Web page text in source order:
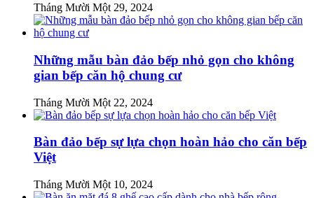
Tháng Mười Một 29, 2024
Những mẫu bàn đảo bếp nhỏ gọn cho không
gian bếp căn hộ chung cư
Tháng Mười Một 22, 2024
Bàn đảo bếp sự lựa chọn hoàn hảo cho căn bếp
Việt
Tháng Mười Một 10, 2024